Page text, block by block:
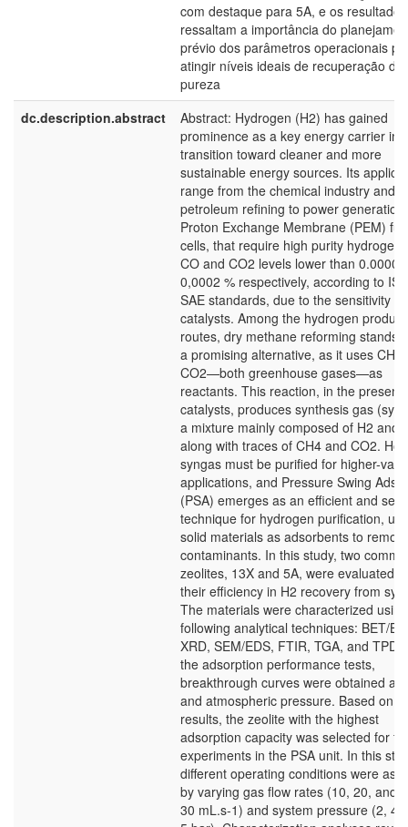
com destaque para 5A, e os resultados
ressaltam a importância do
prévio dos parâmetros operacionais
atingir níveis ideais de recuperação de
pureza
dc.description.abstract
Abstract: Hydrogen (H2) has gained
prominence as a key energy carrier in
transition toward cleaner and more
sustainable energy sources. Its
range from the chemical industry and
petroleum refining to power generation
Proton Exchange Membrane (PEM)
cells, that require high purity
CO and CO2 levels lower than
0,0002 % respectively, according to
SAE standards, due to the sensitivity
catalysts. Among the hydrogen
routes, dry methane reforming stands
a promising alternative, as it uses CH4
CO2—both greenhouse gases—as
reactants. This reaction, in the
catalysts, produces synthesis gas
a mixture mainly composed of H2 and
along with traces of CH4 and CO2.
syngas must be purified for higher-
applications, and Pressure Swing
(PSA) emerges as an efficient and
technique for hydrogen purification,
solid materials as adsorbents to
contaminants. In this study, two
zeolites, 13X and 5A, were evaluated
their efficiency in H2 recovery from
The materials were characterized
following analytical techniques: BET/
XRD, SEM/EDS, FTIR, TGA, and TPD.
the adsorption performance tests,
breakthrough curves were obtained at
and atmospheric pressure. Based on
results, the zeolite with the highest
adsorption capacity was selected for
experiments in the PSA unit. In this
different operating conditions were
by varying gas flow rates (10, 20, and
30 mL.s-1) and system pressure (2, 4,